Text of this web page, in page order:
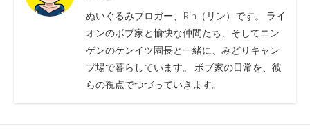
ぬいぐるみブロガー、Rin（リン）です。 ライ
オンのボブ家と愉快な仲間たち、そしてニン
ゲンのケンイツ園長と一緒に、みどりキャン
プ場で暮らしています。 ボブ家の日常を、彼
らの視点でつづっていきます。